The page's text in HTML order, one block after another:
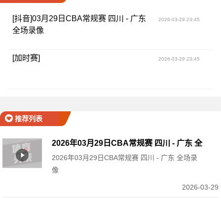
[抖音]03月29日CBA常规赛 四川 - 广东
全场录像
2026-03-29 23:45
[加时赛] 2026-03-29 23:45
推荐列表
2026年03月29日CBA常规赛 四川 - 广东 全
场录像
2026年03月29日CBA常规赛 四川 - 广东 全场录
像
2026-03-29